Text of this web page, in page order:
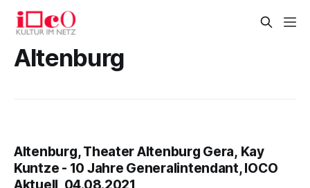
Altenburg
Altenburg, Theater Altenburg Gera, Kay
Kuntze - 10 Jahre Generalintendant, IOCO